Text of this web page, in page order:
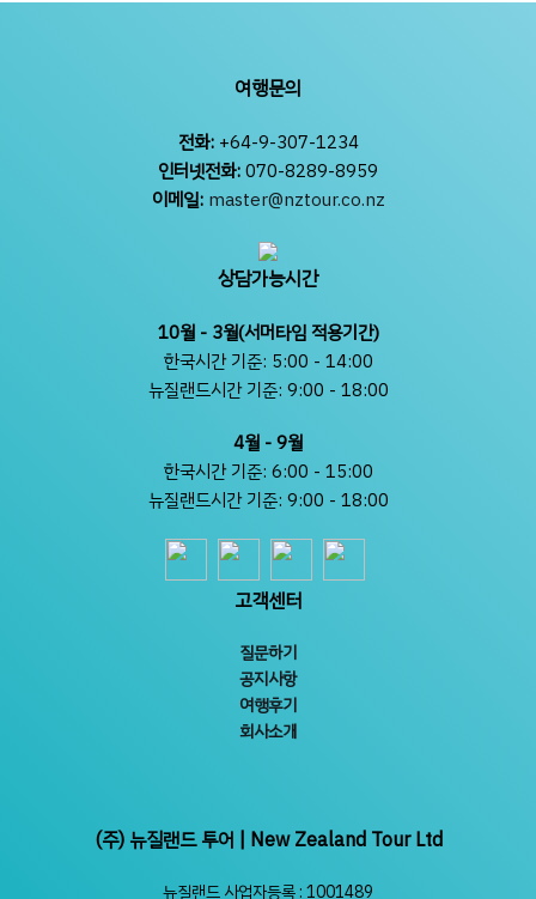
(주) 뉴질랜드 투어 | New Zealand Tour Ltd
뉴질랜드 사업자등록 : 1001489
여행문의
전화:+64-9-307-1234
인터넷전화:070-8289-8959
이메일: master@nztour.co.nz
상담가능시간
10월 - 3월(서머타임 적용기간)
한국시간 기준: 5:00 - 14:00
뉴질랜드시간 기준: 9:00 - 18:00
4월 - 9월
한국시간 기준: 6:00 - 15:00
뉴질랜드시간 기준: 9:00 - 18:00
고객센터
질문하기
공지사항
여행후기
회사소개